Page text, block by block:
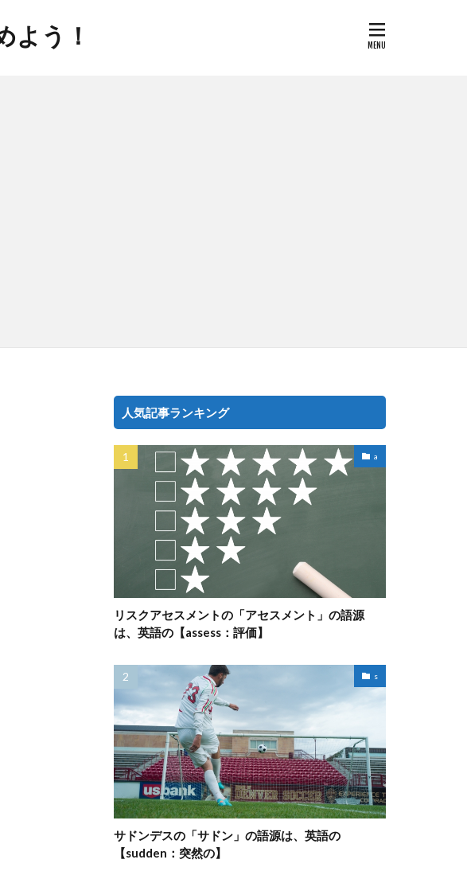
よう！
人気記事ランキング
a
リスクアセスメントの「アセスメント」の語源
は、英語の【assess：評価】
s
サドンデスの「サドン」の語源は、英語の
【sudden：突然の】